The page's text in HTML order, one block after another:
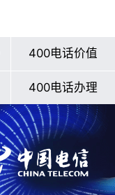
400电话价值
400电话办理